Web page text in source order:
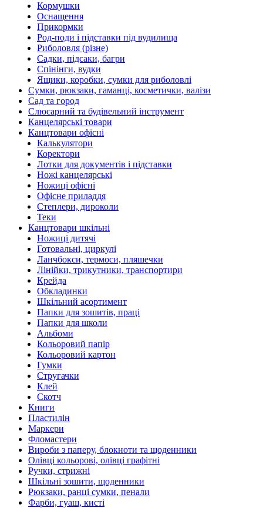
Кормушки
Оснащення
Прикормки
Род-поди і підставки під вудилища
Риболовля (різне)
Садки, підсаки, багри
Спінінги, вудки
Ящики, коробки, сумки для риболовлі
Сумки, рюкзаки, гаманці, косметички, валізи
Сад та город
Слюсарний та будівельний інструмент
Канцелярські товари
Канцтовари офісні
Калькулятори
Коректори
Лотки для документів і підставки
Ножі канцелярські
Ножиці офісні
Офісне приладдя
Степлери, дироколи
Теки
Канцтовари шкільні
Ножиці дитячі
Готовальні, циркулі
Ланчбокси, термоси, пляшечки
Лінійки, трикутники, транспортири
Крейда
Обкладинки
Шкільний асортимент
Папки для зошитів, праці
Папки для школи
Альбоми
Кольоровий папір
Кольоровий картон
Гумки
Стругачки
Клей
Скотч
Книги
Пластилін
Маркери
Фломастери
Вироби з паперу, блокноти та щоденники
Олівці кольорові, олівці графітні
Ручки, стрижні
Шкільні зошити, щоденники
Рюкзаки, ранці сумки, пенали
Фарби, гуаш, кисті